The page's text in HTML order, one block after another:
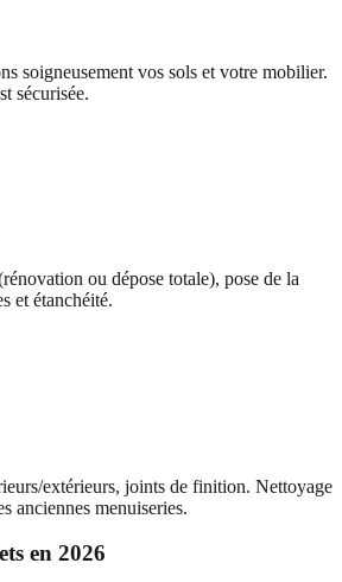
soigneusement vos sols et votre mobilier.
sécurisée.
ou dépose totale), pose de la
et étanchéité.
extérieurs, joints de finition. Nettoyage
anciennes menuiseries.
en 2026